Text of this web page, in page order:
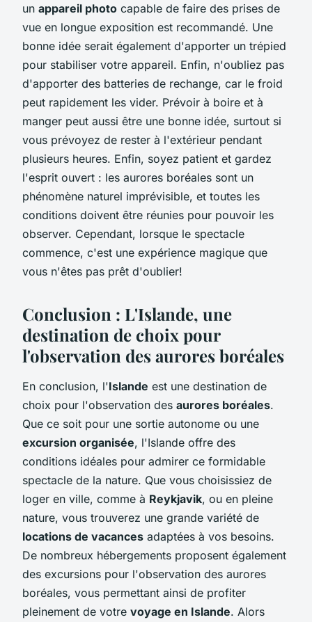
un appareil photo capable de faire des prises de
vue en longue exposition est recommandé. Une
bonne idée serait également d'apporter un trépied
pour stabiliser votre appareil. Enfin, n'oubliez pas
d'apporter des batteries de rechange, car le froid
peut rapidement les vider. Prévoir à boire et à
manger peut aussi être une bonne idée, surtout si
vous prévoyez de rester à l'extérieur pendant
plusieurs heures. Enfin, soyez patient et gardez
l'esprit ouvert : les aurores boréales sont un
phénomène naturel imprévisible, et toutes les
conditions doivent être réunies pour pouvoir les
observer. Cependant, lorsque le spectacle
commence, c'est une expérience magique que
vous n'êtes pas prêt d'oublier!
Conclusion : L'Islande, une
destination de choix pour
l'observation des aurores boréales
En conclusion, l'Islande est une destination de
choix pour l'observation des aurores boréales.
Que ce soit pour une sortie autonome ou une
excursion organisée, l'Islande offre des
conditions idéales pour admirer ce formidable
spectacle de la nature. Que vous choisissiez de
loger en ville, comme à Reykjavik, ou en pleine
nature, vous trouverez une grande variété de
locations de vacances adaptées à vos besoins.
De nombreux hébergements proposent également
des excursions pour l'observation des aurores
boréales, vous permettant ainsi de profiter
pleinement de votre voyage en Islande. Alors